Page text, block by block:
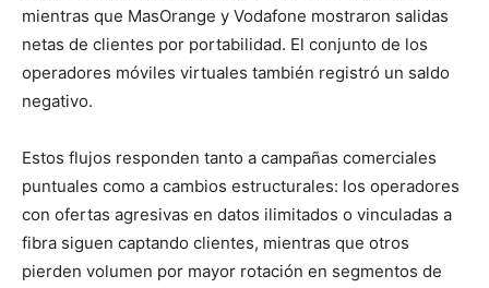
mientras que MasOrange y Vodafone mostraron salidas
netas de clientes por portabilidad. El conjunto de los
operadores móviles virtuales también registró un saldo
negativo.
Estos flujos responden tanto a campañas comerciales
puntuales como a cambios estructurales: los operadores
con ofertas agresivas en datos ilimitados o vinculadas a
fibra siguen captando clientes, mientras que otros
pierden volumen por mayor rotación en segmentos de